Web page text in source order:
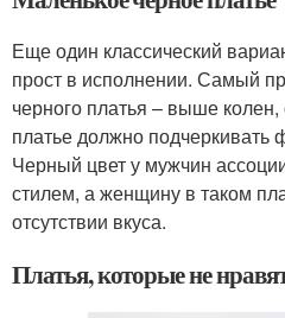
Еще один классический
прост в исполнении. Самый
черного платья – выше
платье должно подчеркивать
Черный цвет у мужчин
стилем, а женщину в таком
отсутствии вкуса.
Платья, которые не